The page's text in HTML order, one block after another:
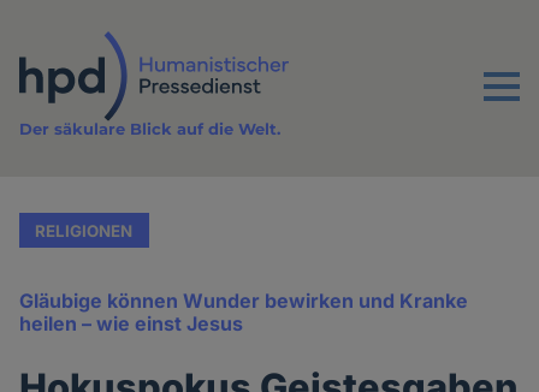
Inhalt
Menu
Der säkulare Blick auf die Welt.
RELIGIONEN
Gläubige können Wunder bewirken und Kranke
heilen – wie einst Jesus